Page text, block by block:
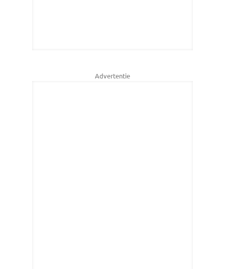
Advertentie